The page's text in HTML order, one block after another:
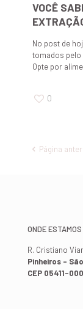
VOCÊ
No post de
tomados pelo
Opte por
0
Página
ONDE ESTAMOS
R. Cristiano
Pinheiros -
CEP 05411-000